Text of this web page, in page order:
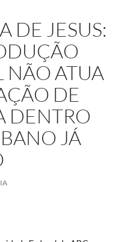
DE JESUS:
NÃO ATUA
DE
DENTRO
JÁ